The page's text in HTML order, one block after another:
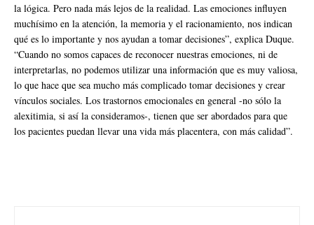
la lógica. Pero nada más lejos de la realidad. Las emociones influyen
muchísimo en la atención, la memoria y el racionamiento, nos indican
qué es lo importante y nos ayudan a tomar decisiones”, explica Duque.
“Cuando no somos capaces de reconocer nuestras emociones, ni de
interpretarlas, no podemos utilizar una información que es muy valiosa,
lo que hace que sea mucho más complicado tomar decisiones y crear
vínculos sociales. Los trastornos emocionales en general -no sólo la
alexitimia, si así la consideramos-, tienen que ser abordados para que
los pacientes puedan llevar una vida más placentera, con más calidad”.